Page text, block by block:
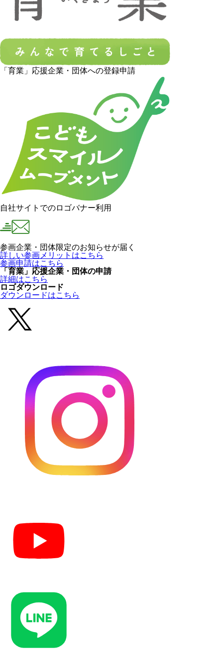
「育業」応援企業・団体への登録申請
自社サイトでのロゴバナー利用
参画企業・団体限定のお知らせが届く
詳しい参画メリットはこちら
参画申請はこちら
「育業」応援企業・団体の申請
詳細はこちら
ロゴダウンロード
ダウンロードはこちら